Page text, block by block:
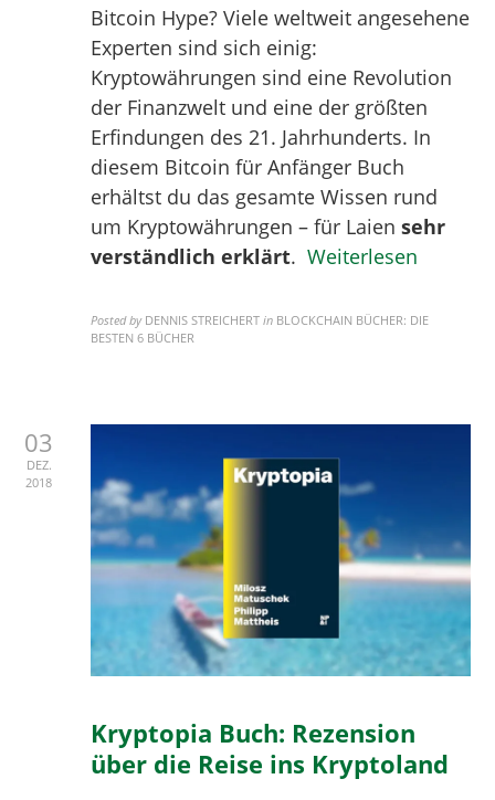
Bitcoin Hype? Viele weltweit angesehene
Experten sind sich einig:
Kryptowährungen sind eine Revolution
der Finanzwelt und eine der größten
Erfindungen des 21. Jahrhunderts. In
diesem Bitcoin für Anfänger Buch
erhältst du das gesamte Wissen rund
um Kryptowährungen – für Laiensehr
verständlich erklärt.Weiterlesen
Posted by DENNIS STREICHERT in BLOCKCHAIN BÜCHER: DIE
BESTEN 6 BÜCHER
03
DEZ.
2018
Kryptopia Buch: Rezension
über die Reise ins Kryptoland